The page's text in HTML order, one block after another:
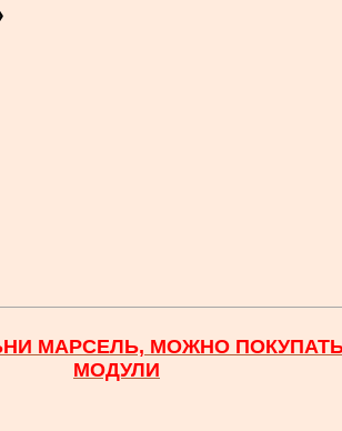
МАРСЕЛЬ, МОЖНО
МОДУЛИ